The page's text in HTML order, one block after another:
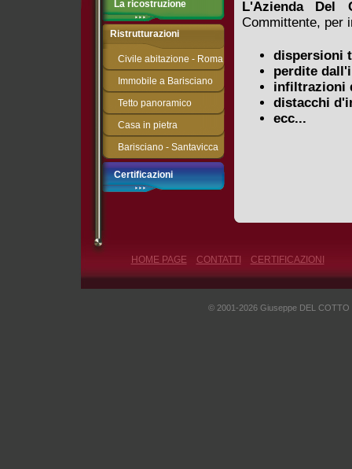
La ricostruzione
Ristrutturazioni
Civile abitazione - Roma
Immobile a Barisciano
Tetto panoramico
Casa in pietra
Barisciano - Santavicca
Certificazioni
L'Azienda Del
Committente, per
dispersioni
perdite
infiltrazioni
distacchi
ecc...
HOME PAGE CONTATTI CERTIFICAZIONI
© 2001-2026 Giuseppe DEL